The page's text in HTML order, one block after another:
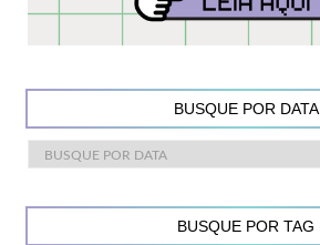
BUSQUE POR DATA
BUSQUE POR TAG